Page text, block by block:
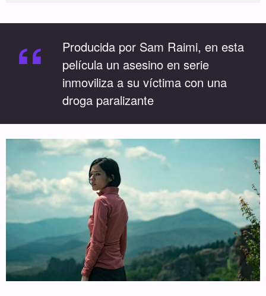
“
Producida por Sam Raimi, en esta
película un asesino en serie
inmoviliza a su víctima con una
droga paralizante